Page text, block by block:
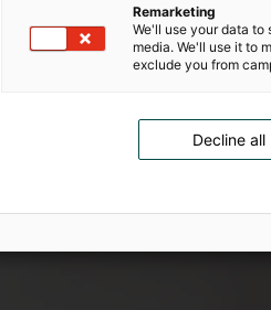
Remarketing
We'll use your data to
media. We'll use it to
exclude you from
Decline all